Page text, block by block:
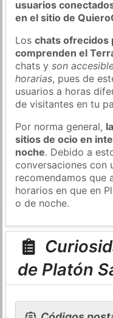
usuarios
en el sitio de
Loschats ofrecidos
comprenden el
chats yson
horarias, pues de
usuarios a horas
de visitantes en tu
Por norma general,
sitios de ocio en
noche. Debido a
conversaciones con
recomendamos que
horarios en que en
o de noche.
de Platón